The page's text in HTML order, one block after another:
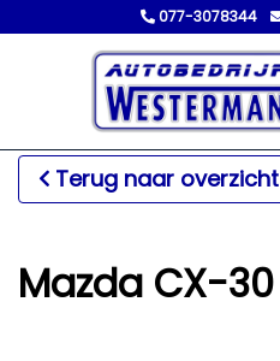
077-3078344
Terug naar overzicht
Mazda CX-30